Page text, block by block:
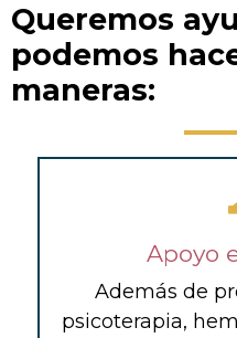
Queremos
podemos
maneras:
Apoyo
Además de
psicoterapia,